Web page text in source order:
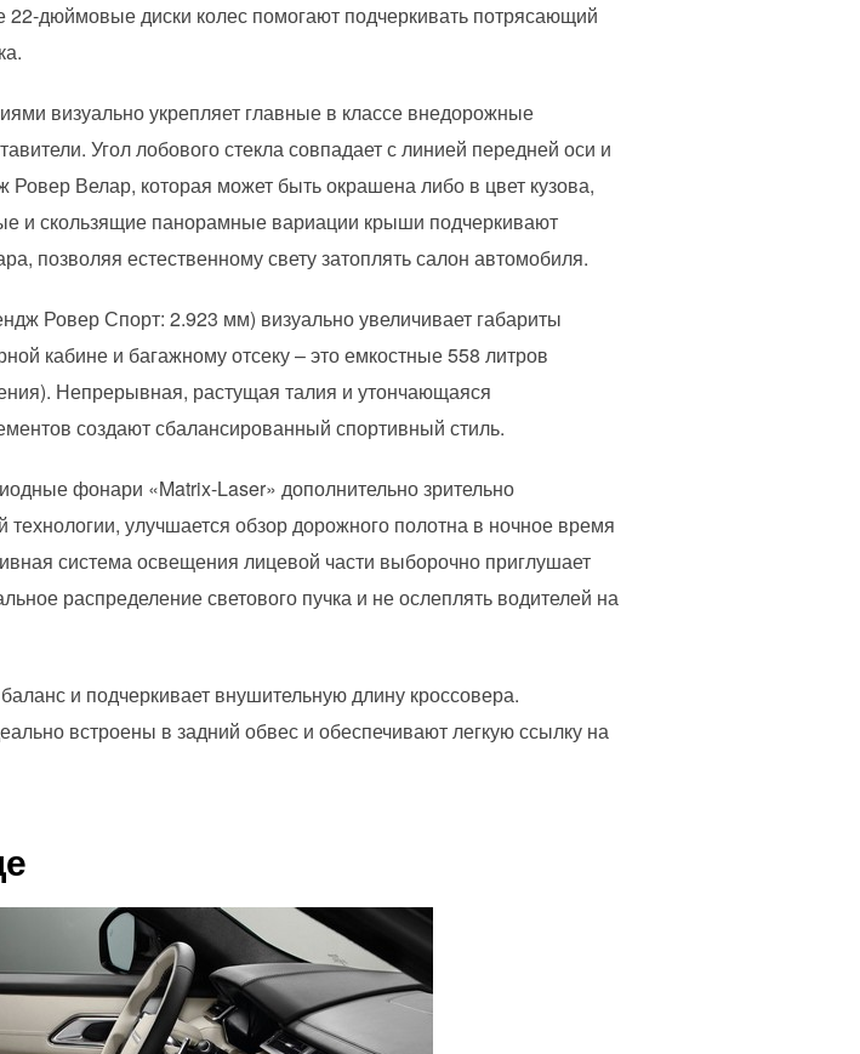
дюймовые диски колес помогают подчеркивать потрясающий
визуально укрепляет главные в классе внедорожные
Угол лобового стекла совпадает с линией передней оси и
Велар, которая может быть окрашена либо в цвет кузова,
и скользящие панорамные вариации крыши подчеркивают
позволяя естественному свету затоплять салон автомобиля.
Ровер Спорт: 2.923 мм) визуально увеличивает габариты
кабине и багажному отсеку – это емкостные 558 литров
Непрерывная, растущая талия и утончающаяся
создают сбалансированный спортивный стиль.
фонари «Matrix-Laser» дополнительно зрительно
улучшается обзор дорожного полотна в ночное время
система освещения лицевой части выборочно приглушает
распределение светового пучка и не ослеплять водителей на
и подчеркивает внушительную длину кроссовера.
встроены в задний обвес и обеспечивают легкую ссылку на